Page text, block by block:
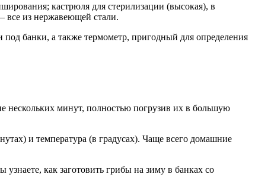
кастрюля для стерилизации (высокая), в
из нержавеющей стали.
банки, а также термометр, пригодный для определения
нескольких минут, полностью погрузив их в большую
и температура (в градусах). Чаще всего домашние
как заготовить грибы на зиму в банках со